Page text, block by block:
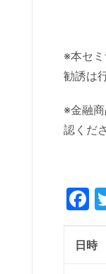
※本セ
勧誘は
※金融
認くだ
日時